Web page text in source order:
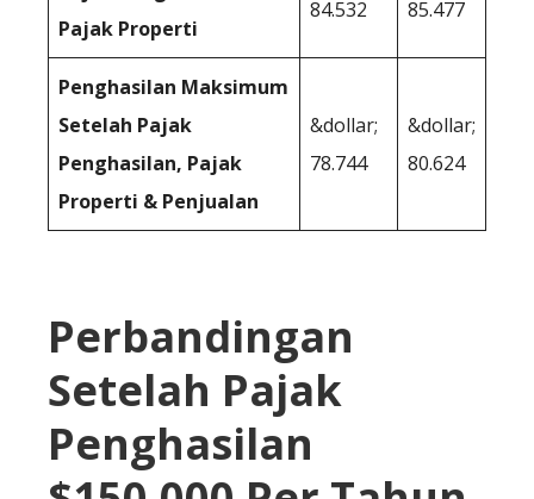
Pajak Properti
84.532 85.477
Penghasilan Maksimum
Setelah Pajak
Penghasilan, Pajak
Properti & Penjualan
&dollar;
78.744
&dollar;
80.624
Perbandingan
Setelah Pajak
Penghasilan